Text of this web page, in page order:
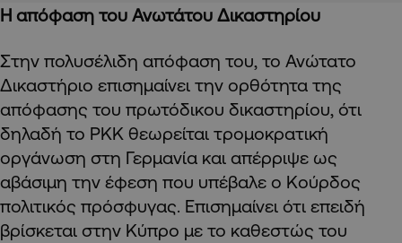
Η απόφαση του Ανωτάτου Δικαστηρίου
Στην πολυσέλιδη απόφαση του, το Ανώτατο
Δικαστήριο επισημαίνει την ορθότητα της
απόφασης του πρωτόδικου δικαστηρίου, ότι
δηλαδή το PKK θεωρείται τρομοκρατική
οργάνωση στη Γερμανία και απέρριψε ως
αβάσιμη την έφεση που υπέβαλε ο Κούρδος
πολιτικός πρόσφυγας. Επισημαίνει ότι επειδή
βρίσκεται στην Κύπρο με το καθεστώς του